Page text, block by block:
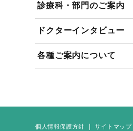
診療科・部門のご案内
ドクターインタビュー
各種ご案内について
個人情報保護方針 サイトマップ